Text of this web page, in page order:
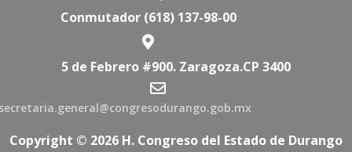
Conmutador (618) 137-98-00
5 de Febrero #900. Zaragoza.CP 3400
Copyright © 2026 H. Congreso del Estado de Durango